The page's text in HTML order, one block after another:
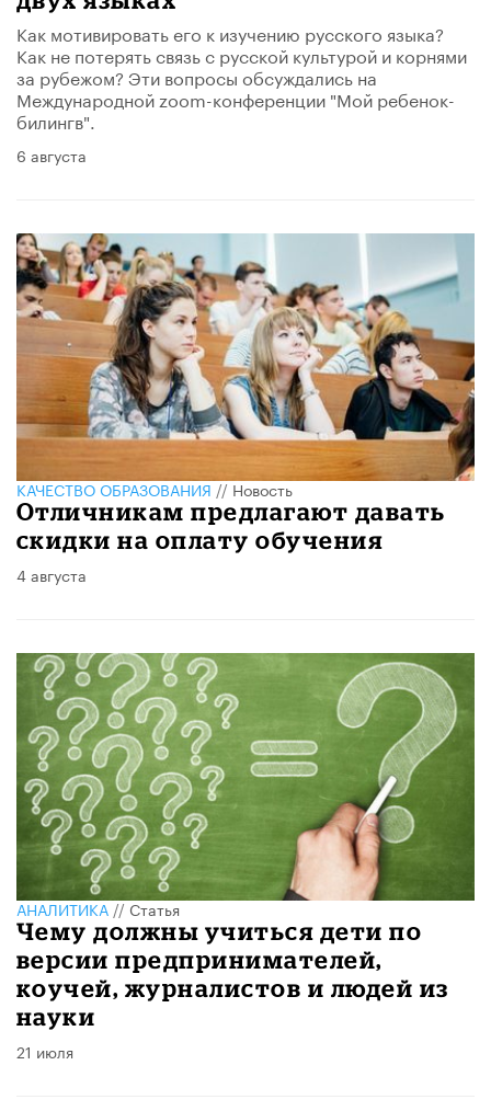
Как мотивировать его к изучению русского языка?
Как не потерять связь с русской культурой и корнями
за рубежом? Эти вопросы обсуждались на
Международной zoom-конференции "Мой ребенок-
билингв".​
6 августа
КАЧЕСТВО ОБРАЗОВАНИЯ//Новость
Отличникам предлагают давать
скидки на оплату обучения
4 августа
АНАЛИТИКА//Статья
Чему должны учиться дети по
версии предпринимателей,
коучей, журналистов и людей из
науки
21 июля